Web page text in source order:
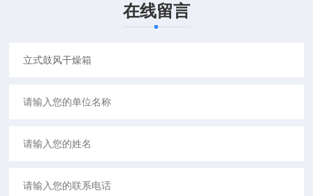
在线留言